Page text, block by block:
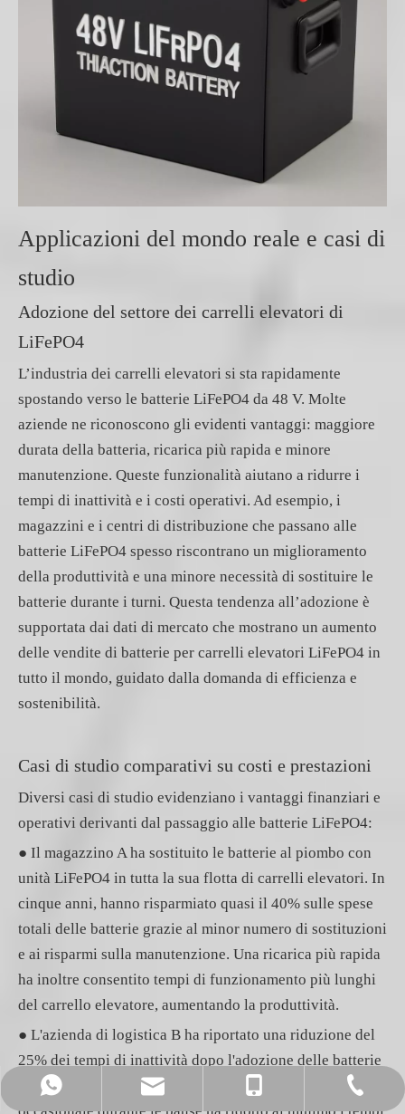
Applicazioni del mondo reale e casi di
studio
Adozione del settore dei carrelli elevatori di
LiFePO4
L’industria dei carrelli elevatori si sta rapidamente
spostando verso le batterie LiFePO4 da 48 V. Molte
aziende ne riconoscono gli evidenti vantaggi: maggiore
durata della batteria, ricarica più rapida e minore
manutenzione. Queste funzionalità aiutano a ridurre i
tempi di inattività e i costi operativi. Ad esempio, i
magazzini e i centri di distribuzione che passano alle
batterie LiFePO4 spesso riscontrano un miglioramento
della produttività e una minore necessità di sostituire le
batterie durante i turni. Questa tendenza all’adozione è
supportata dai dati di mercato che mostrano un aumento
delle vendite di batterie per carrelli elevatori LiFePO4 in
tutto il mondo, guidato dalla domanda di efficienza e
sostenibilità.
Casi di studio comparativi su costi e prestazioni
Diversi casi di studio evidenziano i vantaggi finanziari e
operativi derivanti dal passaggio alle batterie LiFePO4:
● Il magazzino A ha sostituito le batterie al piombo con
unità LiFePO4 in tutta la sua flotta di carrelli elevatori. In
cinque anni, hanno risparmiato quasi il 40% sulle spese
totali delle batterie grazie al minor numero di sostituzioni
e ai risparmi sulla manutenzione. Una ricarica più rapida
ha inoltre consentito tempi di funzionamento più lunghi
del carrello elevatore, aumentando la produttività.
● L'azienda di logistica B ha riportato una riduzione del
25% dei tempi di inattività dopo l'adozione delle batterie
LiFePO4. La capacità delle batterie di gestire la ricarica
info@foberriagroup.com
+86-512-50176361